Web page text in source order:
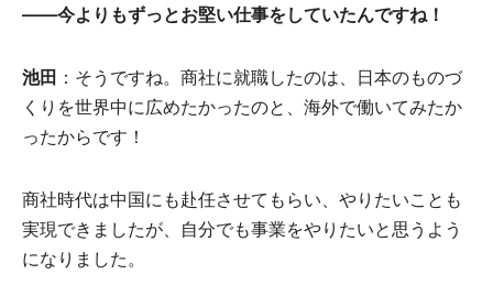
――今よりもずっとお堅い仕事をしていたんですね！
池田 ：そうですね。商社に就職したのは、日本のものづ
くりを世界中に広めたかったのと、海外で働いてみたか
ったからです！
商社時代は中国にも赴任させてもらい、やりたいことも
実現できましたが、自分でも事業をやりたいと思うよう
になりました。